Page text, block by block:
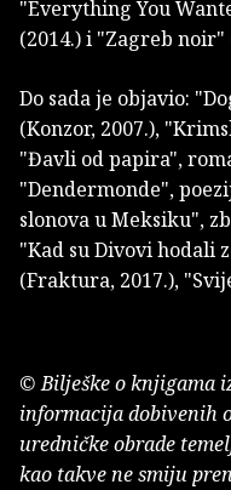
"Everything You
(2014.) i "Zagreb
Do sada je objavio:
(Konzor, 2007.),
"Đavli od papira",
"Dendermonde",
slonova u Meksiku",
"Kad su Divovi hodali
(Fraktura, 2017.),
© Bilješke o knjigama
informacija dobivenih
uredničke obrade
kao takve ne smiju